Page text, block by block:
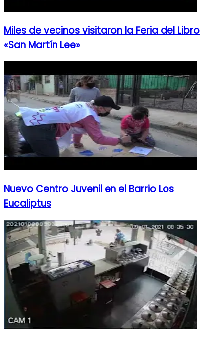
Miles de vecinos visitaron la Feria del Libro
«San Martín Lee»
Nuevo Centro Juvenil en el Barrio Los
Eucaliptus